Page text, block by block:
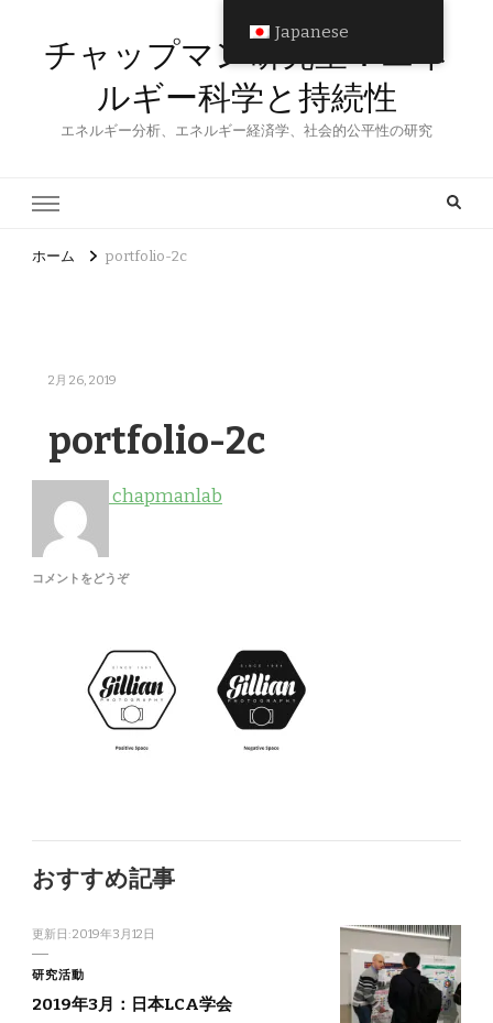
チャップマン研究室：エネ
ルギー科学と持続性
エネルギー分析、エネルギー経済学、社会的公平性の研究
ホーム portfolio-2c
2月 26, 2019
portfolio-2c
chapmanlab
コメントをどうぞ(PORTFOLIO-
おすすめ記事
更新日:2019年3月12日
研究活動
2019年3月：日本LCA学会
Japanese